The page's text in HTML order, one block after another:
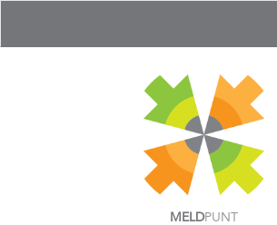
MELDPUNT